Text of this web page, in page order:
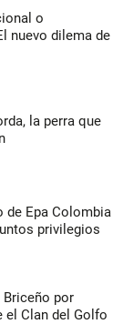
o
nuevo dilema de
la perra que
de Epa Colombia
privilegios
por
el Clan del Golfo